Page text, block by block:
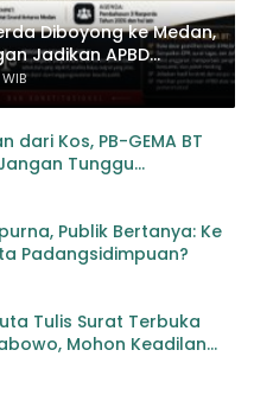
Diboyong ke Medan,
Jadikan APBD
yang Tak Perlu
dari Kos, PB-GEMA BT
Tunggu
Baru Negara Bertindak
Publik Bertanya: Ke
Padangsidimpuan?
Tulis Surat Terbuka
Mohon Keadilan